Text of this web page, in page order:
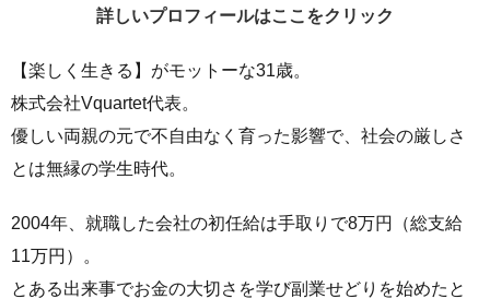
詳しいプロフィールはここをクリック
【楽しく生きる】がモットーな31歳。
株式会社Vquartet代表。
優しい両親の元で不自由なく育った影響で、社会の厳しさ
とは無縁の学生時代。
2004年、就職した会社の初任給は手取りで8万円（総支給
11万円）。
とある出来事でお金の大切さを学び副業せどりを始めたと